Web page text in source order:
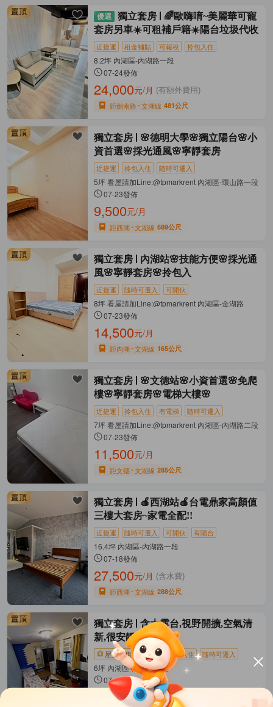
獨立套房
🌈歐嗨唷~美麗華可寵
套房另車☀️可租補戶籍☀️陽台垃圾代收
近捷運 租金補貼 可報稅 拎包入住
8.2坪 內湖區-內湖路一段
07-24發佈
24,000元/月 (有額外費用)
距劍南路 文湖線 481公尺
獨立套房
🌸德明大學🌸獨立陽台🌸小
資首選🌸採光通風🌸寧靜套房
近捷運 拎包入住 隨時可遷入
5坪 看屋請加Line:@tpmarkrent 內湖區-環山路一段
07-23發佈
9,500元/月
距西湖 文湖線 689公尺
獨立套房
內湖站🌸技能方便🌸採光通
風🌸寧靜套房🌸拎包入
近捷運 隨時可遷入 可開伙
8坪 看屋請加Line:@tpmarkrent 內湖區-金湖路
07-23發佈
14,500元/月
距內湖 文湖線 165公尺
獨立套房
🌸文德站🌸小資首選🌸免爬
樓🌸寧靜套房🌸電梯大樓🌸
近捷運 拎包入住 有電梯 隨時可遷入
7坪 看屋請加Line:@tpmarkrent 內湖區-內湖路二段
07-23發佈
11,500元/月
距文德 文湖線 285公尺
獨立套房
🍎西湖站🍎台電鼎家高顏值
三樓大套房~家電全配!!
近捷運 隨時可遷入 可開伙 有陽台
16.4坪 內湖區-內湖路一段
07-18發佈
27,500元/月 (含水費)
距西湖 文湖線 288公尺
獨立套房
含大露台,視野開擴,空氣清
新,很安靜
屋主直租 近捷運 拎包入住 隨時可遷入
6坪 內湖區-內湖路三段
07-12發佈
11,500元/月 (含管理費等)